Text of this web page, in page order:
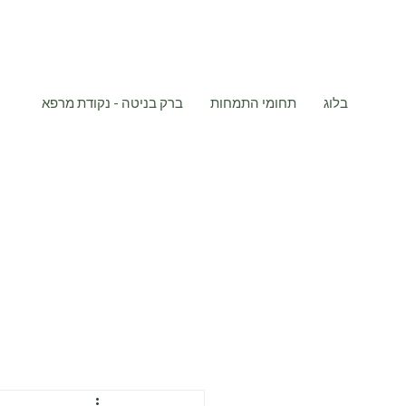
ברק בניטה - נקודת מרפא תחומי התמחות בלוג